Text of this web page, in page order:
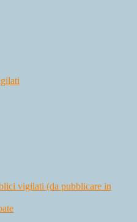
vigilati (da pubblicare in